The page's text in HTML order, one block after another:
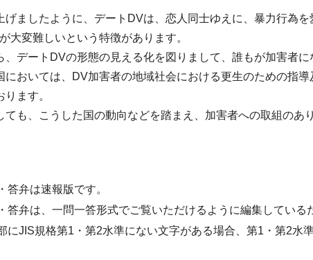
げましたように、デートDVは、恋人同士ゆえに、暴力行為
大変難しいという特徴があります。
、デートDVの形態の見える化を図りまして、誰もが加害者
においては、DV加害者の地域社会における更生のための指
ます。
ても、こうした国の動向などを踏まえ、加害者への取組のあ
答弁は速報版です。
答弁は、一問一答形式でご覧いただけるように編集している
にJIS規格第1・第2水準にない文字がある場合、第1・第2水